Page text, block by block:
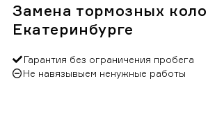
Замена тормозных
Екатеринбурге
Гарантия без ограничения пробега
Не навязывыем ненужные работы